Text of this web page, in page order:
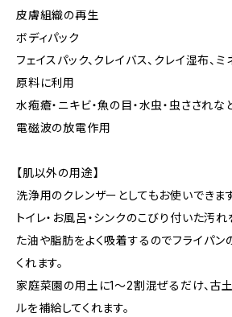
皮膚組織の再生
ボディパック
フェイスパック、クレイバス、クレイ湿布、
原料に利用
水疱瘡・ニキビ・魚の目・水虫・虫さされな
電磁波の放電作用
【肌以外の用途】
洗浄用のクレンザーとしてもお使いできます
トイレ・お風呂・シンクのこびり付いた汚れ
た油や脂肪をよく吸着するのでフライパン
くれます。
家庭菜園の用土に1〜2割混ぜるだけ、古土
ルを補給してくれます。